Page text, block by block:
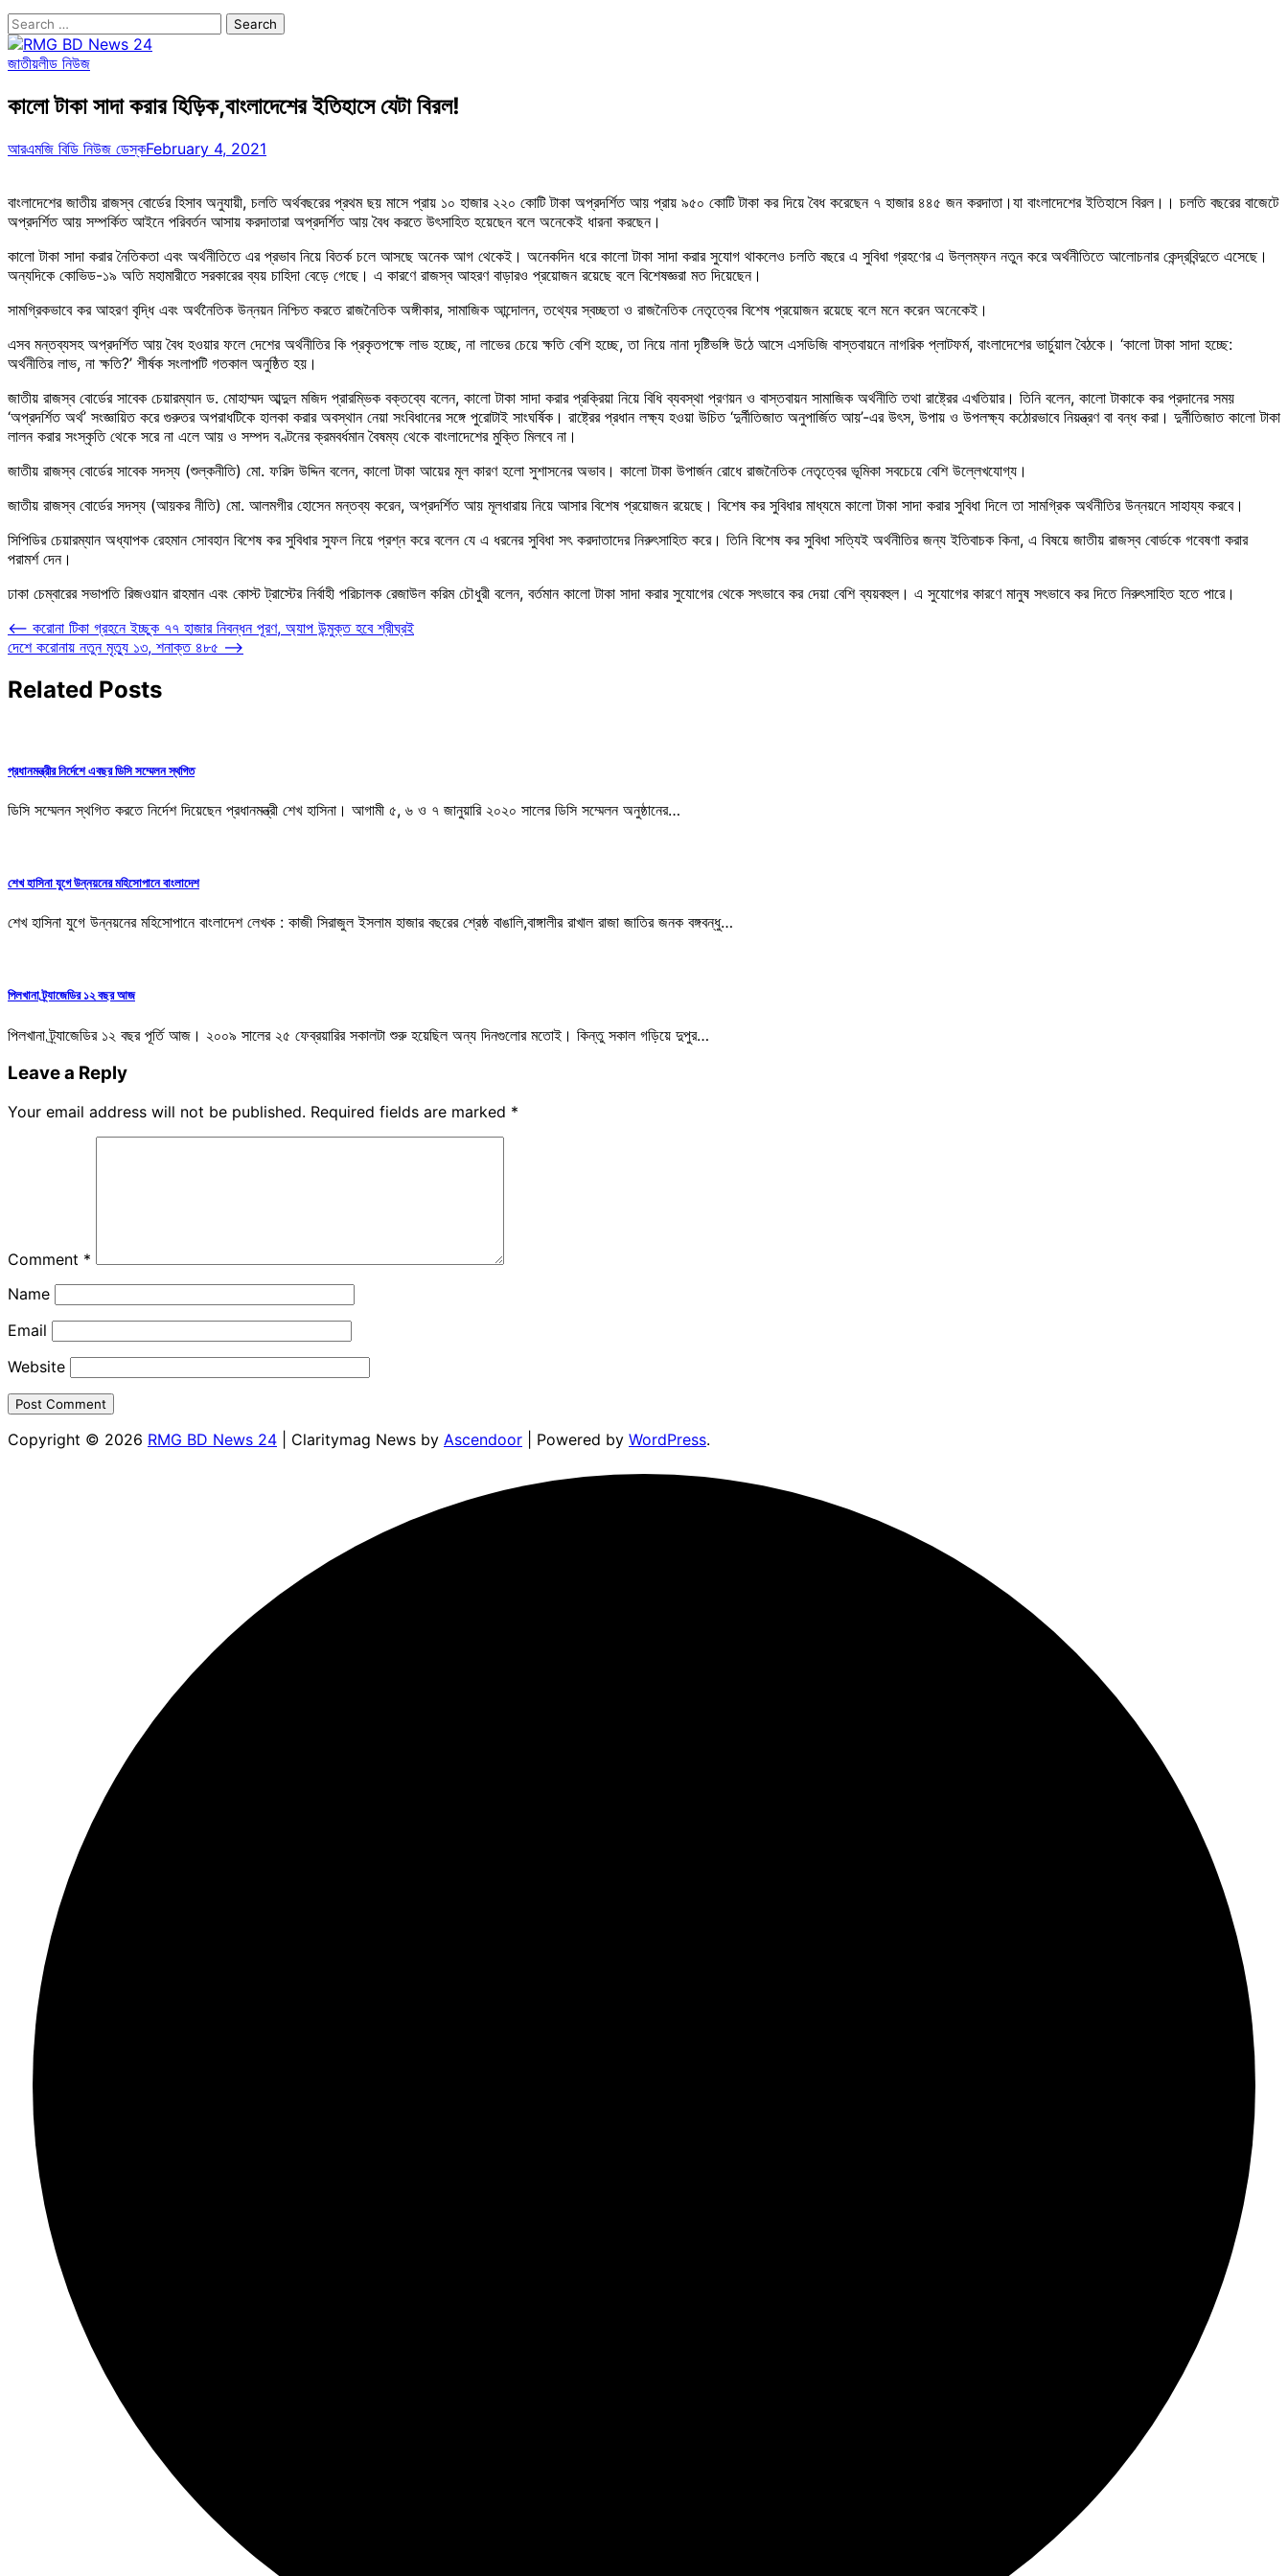
Search
for:
জাতীয়লীড নিউজ
কালো টাকা সাদা করার হিড়িক,বাংলাদেশের ইতিহাসে যেটা বিরল!
আরএমজি বিডি নিউজ ডেস্কFebruary 4, 2021
বাংলাদেশের জাতীয় রাজস্ব বোর্ডের হিসাব অনুযায়ী, চলতি অর্থবছরের প্রথম ছয় মাসে প্রায় ১০ হাজার ২২০ কোটি টাকা অপ্রদর্শিত আয় প্রায় ৯৫০ কোটি টাকা কর দিয়ে বৈধ করেছেন ৭ হাজার ৪৪৫ জন করদাতা।যা বাংলাদেশের ইতিহাসে বিরল।। চলতি বছরের বাজেটে
অপ্রদর্শিত আয় সম্পর্কিত আইনে পরিবর্তন আসায় করদাতারা অপ্রদর্শিত আয় বৈধ করতে উৎসাহিত হয়েছেন বলে অনেকেই ধারনা করছেন।
কালো টাকা সাদা করার নৈতিকতা এবং অর্থনীতিতে এর প্রভাব নিয়ে বিতর্ক চলে আসছে অনেক আগ থেকেই। অনেকদিন ধরে কালো টাকা সাদা করার সুযোগ থাকলেও চলতি বছরে এ সুবিধা গ্রহণের এ উল্লম্ফন নতুন করে অর্থনীতিতে আলোচনার কেন্দ্রবিন্দুতে এসেছে।
অন্যদিকে কোভিড-১৯ অতি মহামারীতে সরকারের ব্যয় চাহিদা বেড়ে গেছে। এ কারণে রাজস্ব আহরণ বাড়ারও প্রয়োজন রয়েছে বলে বিশেষজ্ঞরা মত দিয়েছেন।
সামগ্রিকভাবে কর আহরণ বৃদ্ধি এবং অর্থনৈতিক উন্নয়ন নিশ্চিত করতে রাজনৈতিক অঙ্গীকার, সামাজিক আন্দোলন, তথ্যের স্বচ্ছতা ও রাজনৈতিক নেতৃত্বের বিশেষ প্রয়োজন রয়েছে বলে মনে করেন অনেকেই।
এসব মন্তব্যসহ অপ্রদর্শিত আয় বৈধ হওয়ার ফলে দেশের অর্থনীতির কি প্রকৃতপক্ষে লাভ হচ্ছে, না লাভের চেয়ে ক্ষতি বেশি হচ্ছে, তা নিয়ে নানা দৃষ্টিভঙ্গি উঠে আসে এসডিজি বাস্তবায়নে নাগরিক প্লাটফর্ম, বাংলাদেশের ভার্চুয়াল বৈঠকে। ‘কালো টাকা সাদা হচ্ছে:
অর্থনীতির লাভ, না ক্ষতি?’ শীর্ষক সংলাপটি গতকাল অনুষ্ঠিত হয়।
জাতীয় রাজস্ব বোর্ডের সাবেক চেয়ারম্যান ড. মোহাম্মদ আব্দুল মজিদ প্রারম্ভিক বক্তব্যে বলেন, কালো টাকা সাদা করার প্রক্রিয়া নিয়ে বিধি ব্যবস্থা প্রণয়ন ও বাস্তবায়ন সামাজিক অর্থনীতি তথা রাষ্ট্রের এখতিয়ার। তিনি বলেন, কালো টাকাকে কর প্রদানের সময়
‘অপ্রদর্শিত অর্থ’ সংজ্ঞায়িত করে গুরুতর অপরাধটিকে হালকা করার অবস্থান নেয়া সংবিধানের সঙ্গে পুরোটাই সাংঘর্ষিক। রাষ্ট্রের প্রধান লক্ষ্য হওয়া উচিত ‘দুর্নীতিজাত অনুপার্জিত আয়’-এর উৎস, উপায় ও উপলক্ষ্য কঠোরভাবে নিয়ন্ত্রণ বা বন্ধ করা। দুর্নীতিজাত কালো টাকা
লালন করার সংস্কৃতি থেকে সরে না এলে আয় ও সম্পদ বণ্টনের ক্রমবর্ধমান বৈষম্য থেকে বাংলাদেশের মুক্তি মিলবে না।
জাতীয় রাজস্ব বোর্ডের সাবেক সদস্য (শুল্কনীতি) মো. ফরিদ উদ্দিন বলেন, কালো টাকা আয়ের মূল কারণ হলো সুশাসনের অভাব। কালো টাকা উপার্জন রোধে রাজনৈতিক নেতৃত্বের ভূমিকা সবচেয়ে বেশি উল্লেখযোগ্য।
জাতীয় রাজস্ব বোর্ডের সদস্য (আয়কর নীতি) মো. আলমগীর হোসেন মন্তব্য করেন, অপ্রদর্শিত আয় মূলধারায় নিয়ে আসার বিশেষ প্রয়োজন রয়েছে। বিশেষ কর সুবিধার মাধ্যমে কালো টাকা সাদা করার সুবিধা দিলে তা সামগ্রিক অর্থনীতির উন্নয়নে সাহায্য করবে।
সিপিডির চেয়ারম্যান অধ্যাপক রেহমান সোবহান বিশেষ কর সুবিধার সুফল নিয়ে প্রশ্ন করে বলেন যে এ ধরনের সুবিধা সৎ করদাতাদের নিরুৎসাহিত করে। তিনি বিশেষ কর সুবিধা সত্যিই অর্থনীতির জন্য ইতিবাচক কিনা, এ বিষয়ে জাতীয় রাজস্ব বোর্ডকে গবেষণা করার
পরামর্শ দেন।
ঢাকা চেম্বারের সভাপতি রিজওয়ান রাহমান এবং কোস্ট ট্রাস্টের নির্বাহী পরিচালক রেজাউল করিম চৌধুরী বলেন, বর্তমান কালো টাকা সাদা করার সুযোগের থেকে সৎভাবে কর দেয়া বেশি ব্যয়বহুল। এ সুযোগের কারণে মানুষ সৎভাবে কর দিতে নিরুৎসাহিত হতে পারে।
Post
navigation
⟵ করোনা টিকা গ্রহনে ইচ্ছুক ৭৭ হাজার নিবন্ধন পূরণ, অ্যাপ উন্মুক্ত হবে শ্রীঘ্রই
দেশে করোনায় নতুন মৃত্যু ১৩, শনাক্ত ৪৮৫ ⟶
Related Posts
প্রধানমন্ত্রীর নির্দেশে এবছর ডিসি সম্মেলন স্থগিত
ডিসি সম্মেলন স্থগিত করতে নির্দেশ দিয়েছেন প্রধানমন্ত্রী শেখ হাসিনা। আগামী ৫, ৬ ও ৭ জানুয়ারি ২০২০ সালের ডিসি সম্মেলন অনুষ্ঠানের…
শেখ হাসিনা যুগে উন্নয়নের মহিসোপানে বাংলাদেশ
শেখ হাসিনা যুগে উন্নয়নের মহিসোপানে বাংলাদেশ লেখক : কাজী সিরাজুল ইসলাম হাজার বছরের শ্রেষ্ঠ বাঙালি,বাঙ্গালীর রাখাল রাজা জাতির জনক বঙ্গবন্ধু…
পিলখানা ট্র্যাজেডির ১২ বছর আজ
পিলখানা ট্র্যাজেডির ১২ বছর পূর্তি আজ। ২০০৯ সালের ২৫ ফেব্রয়ারির সকালটা শুরু হয়েছিল অন্য দিনগুলোর মতোই। কিন্তু সকাল গড়িয়ে দুপুর…
Leave a Reply
Your email address will not be published. Required fields are marked *
Comment *
Name
Email
Website
Copyright © 2026 RMG BD News 24 | Claritymag News by Ascendoor | Powered by WordPress.